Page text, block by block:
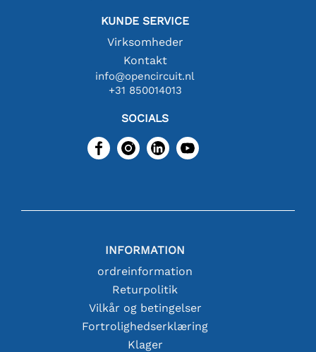
KUNDE SERVICE
Virksomheder
Kontakt
info@opencircuit.nl
+31 850014013
SOCIALS
INFORMATION
ordreinformation
Returpolitik
Vilkår og betingelser
Fortrolighedserklæring
Klager